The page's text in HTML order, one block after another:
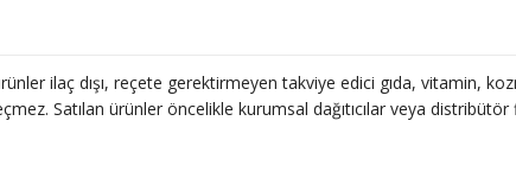
takviyeleri, vitaminler, kişisel bakım ve temizlik ürünleri, anne
takviyeleri, vitaminler, kişisel bakım ve temizlik ürünleri, anne
Orijinal, faturalı ve güvenli alışverişin keyfini çıkarın. Ürün
vermemekteyiz. Ürünler hakkında detaylı bilgi almak için
takviyeleri, vitaminler, kişisel bakım ve temizlik ürünleri, anne
ilaç dışı, reçete gerektirmeyen takviye edici gıda, vitamin,
Satılan ürünler öncelikle kurumsal dağıtıcılar veya